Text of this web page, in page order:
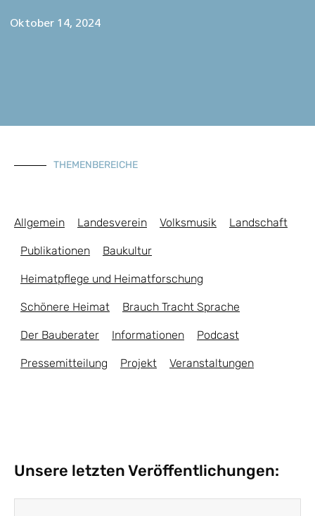
Oktober 14, 2024
THEMENBEREICHE
Allgemein Landesverein Volksmusik Landschaft
Publikationen Baukultur
Heimatpflege und Heimatforschung
Schönere Heimat Brauch Tracht Sprache
Der Bauberater Informationen Podcast
Pressemitteilung Projekt Veranstaltungen
Unsere letzten Veröffentlichungen: